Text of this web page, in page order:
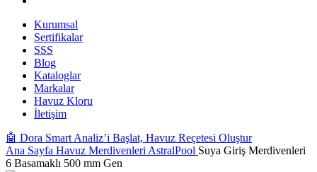
Kurumsal
Sertifikalar
SSS
Blog
Kataloglar
Markalar
Havuz Kloru
İletişim
🤖 Dora Smart Analiz’i Başlat, Havuz Reçetesi Oluştur
Ana Sayfa Havuz Merdivenleri AstralPool Suya Giriş Merdivenleri
6 Basamaklı 500 mm Gen